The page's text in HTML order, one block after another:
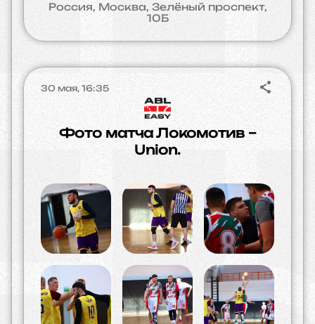
Россия, Москва, Зелёный проспект,
10Б
30 мая, 16:35
Фото матча Локомотив –
Union.